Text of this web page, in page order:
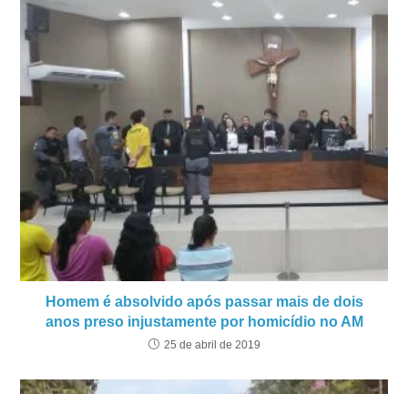
Homem é absolvido após passar mais de dois
anos preso injustamente por homicídio no AM
25 de abril de 2019